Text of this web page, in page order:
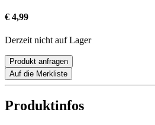
€ 4,99
Derzeit nicht auf Lager
Produkt anfragen
Auf die Merkliste
Produktinfos